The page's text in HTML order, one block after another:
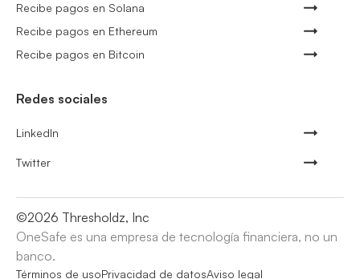
Recibe pagos en Solana
Recibe pagos en Ethereum
Recibe pagos en Bitcoin
Redes sociales
LinkedIn
Twitter
©2026 Thresholdz, Inc
OneSafe es una empresa de tecnología financiera, no un
banco.
Términos de usoPrivacidad de datosAviso legal